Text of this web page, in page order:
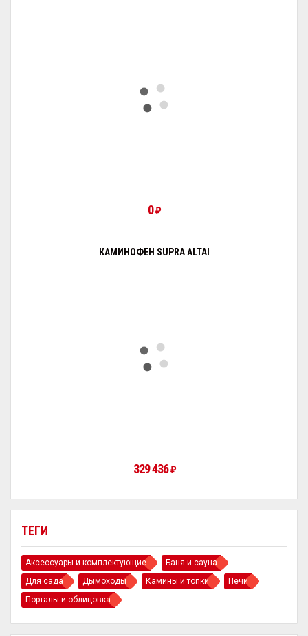
ТЕГИ
Аксессуары и комплектующие
Баня и сауна
Для сада
Дымоходы Камины и топки
Печи
Порталы и облицовка
0₽
КАМИНОФЕН SUPRA ALTAI
329 436₽